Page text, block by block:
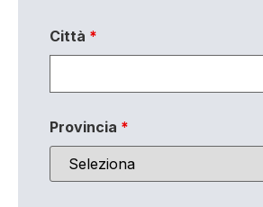
Città *
Provincia *